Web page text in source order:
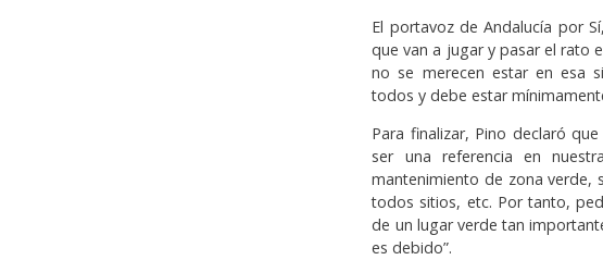
El portavoz de Andalucía por
que van a jugar y pasar el rato
no se merecen estar en esa
todos y debe estar
Para finalizar, Pino declaró
ser una referencia en
mantenimiento de zona verde,
todos sitios, etc. Por tanto,
de un lugar verde tan
es debido”.